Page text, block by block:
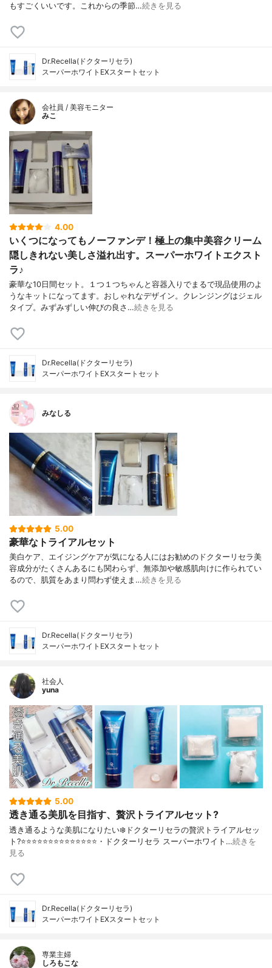
もすごくいいです。これからの季節…続きを見る
Dr.Recella(ドクターリセラ)
スーパーホワイトEXスタートセット
会社員 / 美容モニター
みこ
4.00
いくつになってもノーファンデ！極上の集中美容クリーム
隠しきれない美しさ溢れ出す。スーパーホワイトエクスト
ラ♪
豪華な10日間セット。１つ１つちゃんと容器入りでまるで現品使用のよ
うなキットになってます。おしゃれなデザイン。クレンジングはジェル
タイプ。みずみずしい伸びの良さ…続きを見る
Dr.Recella(ドクターリセラ)
スーパーホワイトEXスタートセット
みなしる
5.00
豪華なトライアルセット
美白ケア、エイジングケアが気になる人にはお勧めのドクターリセラ美
容成分がたくさんあるにも関わらず、無添加や敏感肌向けに作られてい
るので、肌質をあまり問わず使えま…続きを見る
Dr.Recella(ドクターリセラ)
スーパーホワイトEXスタートセット
社会人
yuna
5.00
透き通る美肌を目指す、贅沢トライアルセット?
透き通るような美肌になりたい❄️ドクターリセラの贅沢トライアルセッ
ト?⭐️⭐️⭐️⭐️⭐️⭐️⭐️⭐️⭐️⭐️⭐️⭐️⭐️⭐️・ドクターリセラ スーパーホワイト…続きを
見る
Dr.Recella(ドクターリセラ)
スーパーホワイトEXスタートセット
専業主婦
しろもこな